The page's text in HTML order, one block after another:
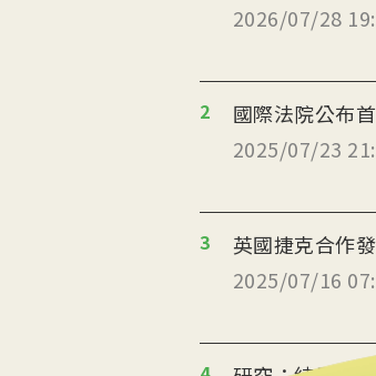
2026/07/28
2
國際法院公布
2025/07/23
3
2025/07/16